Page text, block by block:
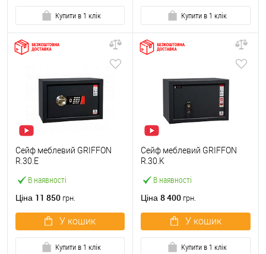
Купити в 1 клік Купити в 1 клік
В наявності
Сейф меблевий GRIFFON
R.30.E
Ціна 11 850 грн.
У кошик
Купити в 1 клік
В наявності
Сейф меблевий GRIFFON
R.30.K
Ціна 8 400 грн.
У кошик
Купити в 1 клік